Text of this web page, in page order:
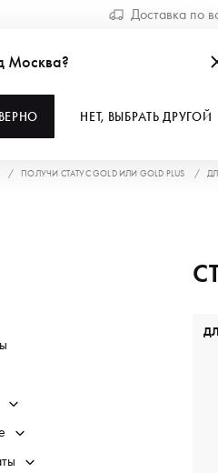
Доставка по
Москва?
НЕТ, ВЫБРАТЬ ДРУГОЙ
ПОЛУЧИ СТАТУС GOLD ИЛИ GOLD PLUS